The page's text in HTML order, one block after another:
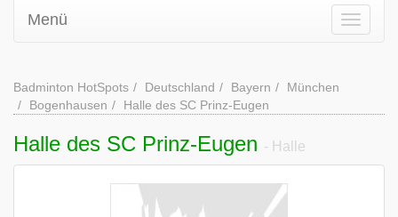
Menü
Badminton HotSpots Deutschland Bayern
München
Bogenhausen
Halle des SC Prinz-Eugen
Halle des SC Prinz-Eugen - Halle